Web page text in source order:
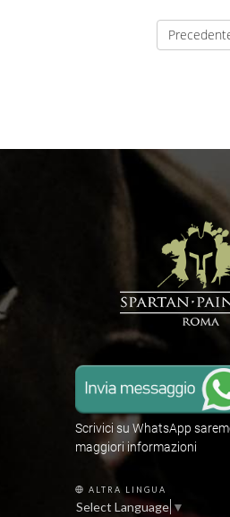
Scrivici su WhatsApp
maggiori informazioni
ALTRA LINGUA
Select Language▼